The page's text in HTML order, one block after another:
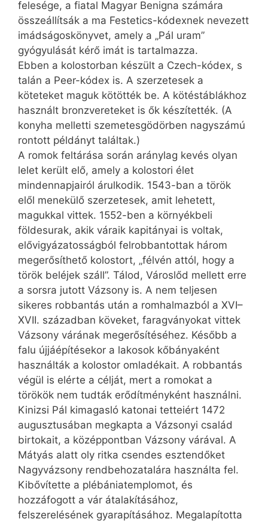
felesége, a fiatal Magyar Benigna számára
összeállítsák a ma Festetics-kódexnek nevezett
imádságoskönyvet, amely a „Pál uram”
gyógyulását kérő imát is tartalmazza.
Ebben a kolostorban készült a Czech-kódex, s
talán a Peer-kódex is. A szerzetesek a
köteteket maguk kötötték be. A kötéstáblákhoz
használt bronzvereteket is ők készítették. (A
konyha melletti szemetesgödörben nagyszámú
rontott példányt találtak.)
A romok feltárása során aránylag kevés olyan
lelet került elő, amely a kolostori élet
mindennapjairól árulkodik. 1543-ban a török
elől menekülő szerzetesek, amit lehetett,
magukkal vittek. 1552-ben a környékbeli
földesurak, akik váraik kapitányai is voltak,
elővigyázatosságból felrobbantottak három
megerősíthető kolostort, „félvén attól, hogy a
török beléjek száll”. Tálod, Városlőd mellett erre
a sorsra jutott Vázsony is. A nem teljesen
sikeres robbantás után a romhalmazból a XVI–
XVII. században köveket, faragványokat vittek
Vázsony várának megerősítéséhez. Később a
falu újjáépítésekor a lakosok kőbányaként
használták a kolostor omladékait. A robbantás
végül is elérte a célját, mert a romokat a
törökök nem tudták erődítményként használni.
Kinizsi Pál kimagasló katonai tetteiért 1472
augusztusában megkapta a Vázsonyi család
birtokait, a középpontban Vázsony várával. A
Mátyás alatt oly ritka csendes esztendőket
Nagyvázsony rendbehozatalára használta fel.
Kibővítette a plébániatemplomot, és
hozzáfogott a vár átalakításához,
felszerelésének gyarapításához. Megalapította